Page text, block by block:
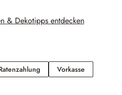
& Dekotipps entdecken
Ratenzahlung
VorkasseVorkasse